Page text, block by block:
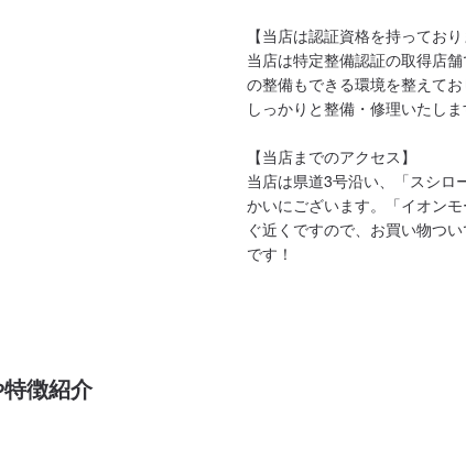
【当店は認証資格を持っており
当店は特定整備認証の取得店
の整備もできる環境を整えて
しっかりと整備・修理いたしま
【当店までのアクセス】
当店は県道3号沿い、「スシロ
かいにございます。「イオン
ぐ近くですので、お買い物つ
です！
徴紹介